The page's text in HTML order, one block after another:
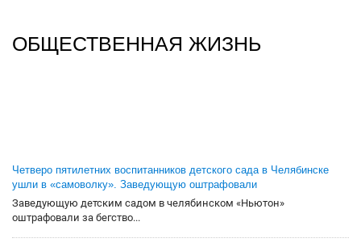
ОБЩЕСТВЕННАЯ ЖИЗНЬ
Четверо пятилетних воспитанников детского сада в Челябинске
ушли в «самоволку». Заведующую оштрафовали
Заведующую детским садом в челябинском «Ньютон»
оштрафовали за бегство...